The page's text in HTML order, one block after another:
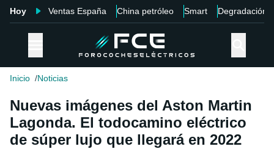
Hoy Ventas España China petróleo Smart Degradación
Inicio Noticias
Nuevas imágenes del Aston Martin
Lagonda. El todocamino eléctrico
de súper lujo que llegará en 2022